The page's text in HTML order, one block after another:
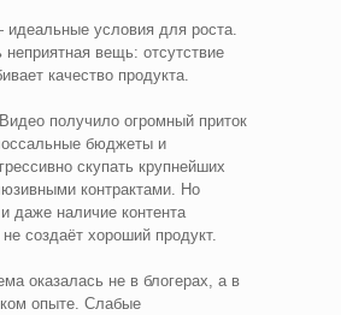
условия для роста.
вещь: отсутствие
качество продукта.
получило огромный приток
бюджеты и
скупать крупнейших
контрактами. Но
даже наличие контента
создаёт хороший продукт.
оказалась не в блогерах, а в
опыте. Слабые